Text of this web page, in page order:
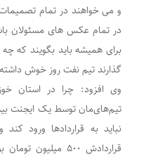
و می خواهند در تمام
در تمام عکس های مسئولان
برای همیشه باید بگویند که
گذارند تیم نفت روز خوش
وی افزود: چرا در استان
نباید به قراردادها ورود